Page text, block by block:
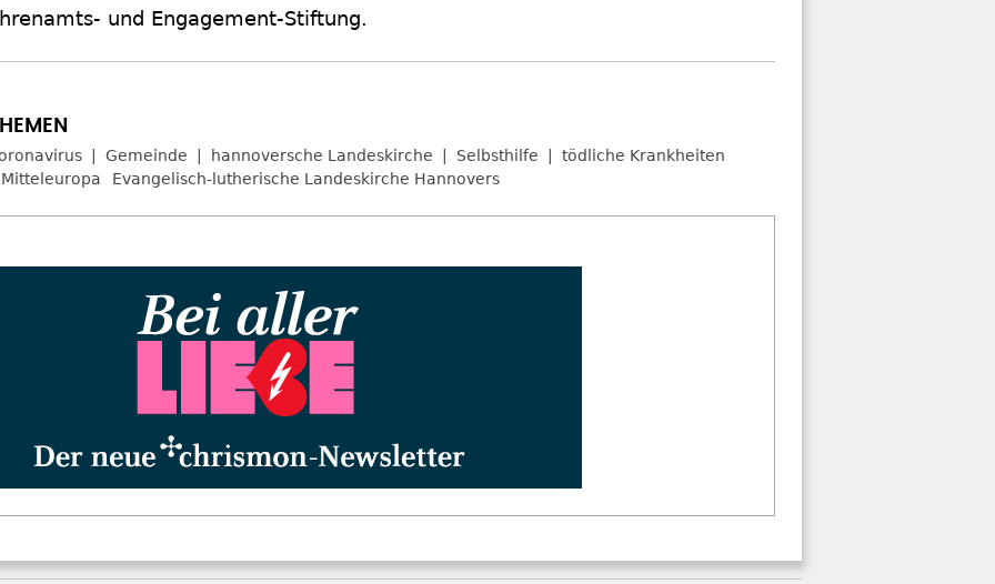
und Engagement-Stiftung.
Gemeinde hannoversche Landeskirche Selbsthilfe
tödliche Krankheiten
Mitteleuropa
Evangelisch-lutherische Landeskirche Hannovers